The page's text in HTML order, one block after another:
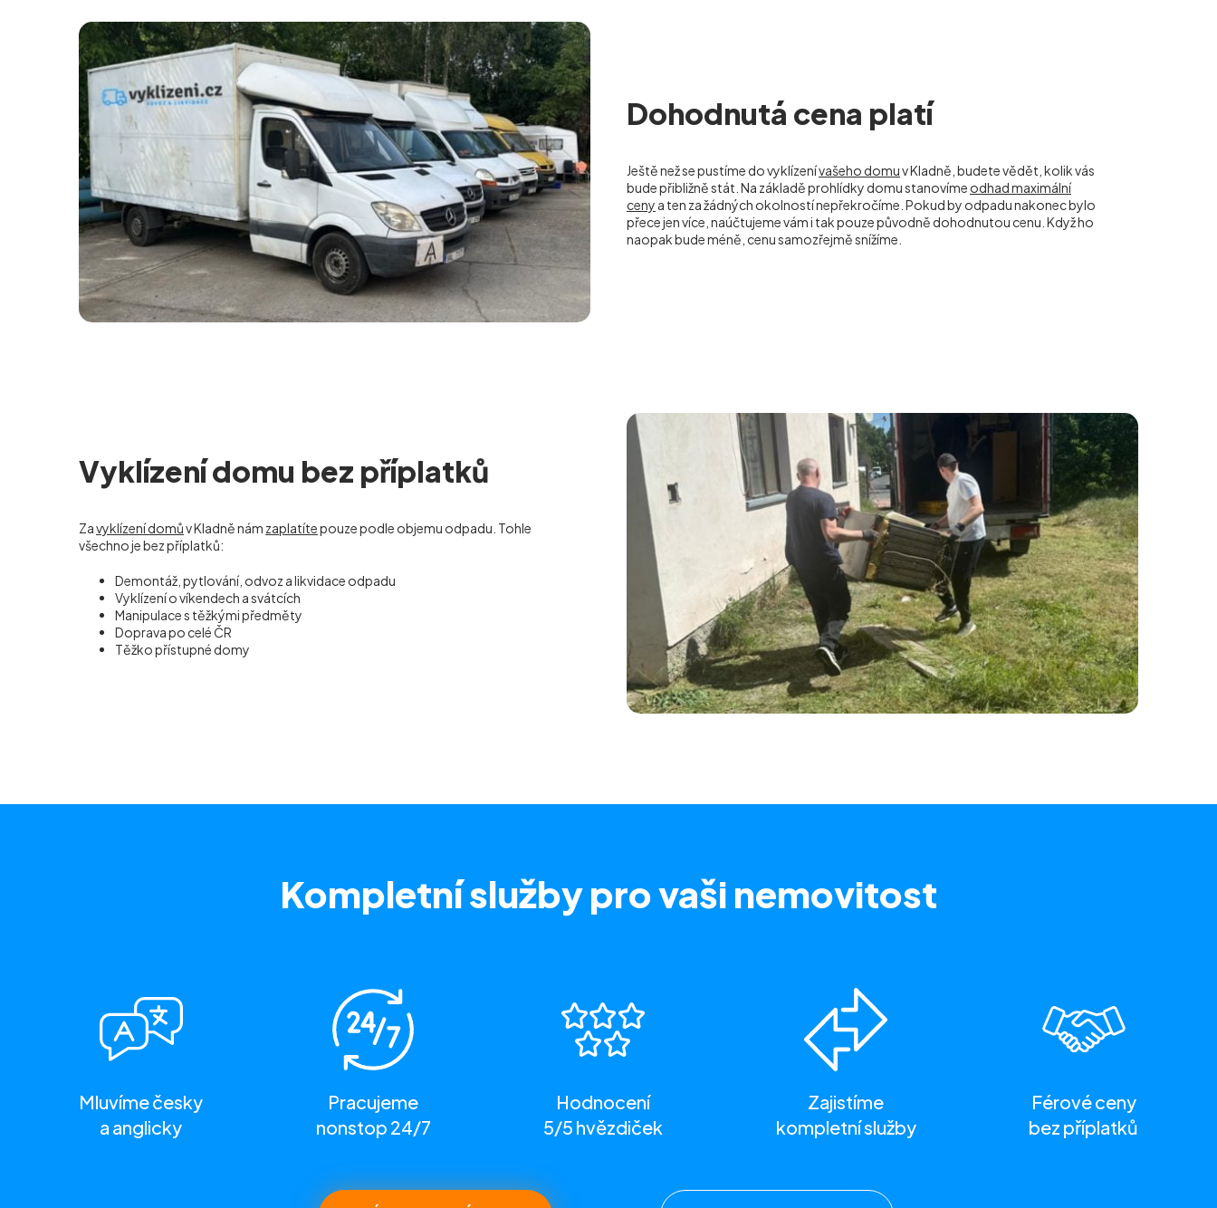
Dohodnutá cena platí
Ještě než se pustíme do vyklízenívašeho domuv Kladně, budete vědět, kolik vás
bude přibližně stát. Na základě prohlídky domu stanovíme odhad maximální
ceny a ten za žádných okolností nepřekročíme. Pokud by odpadu nakonec bylo
přece jen více, naúčtujeme vám i tak pouze původně dohodnutou cenu. Když ho
naopak bude méně, cenu samozřejmě snížíme.
Vyklízení domu bez příplatků
Zavyklízení domův Kladně nám zaplatítepouze podle objemu odpadu. Tohle
všechno je bez příplatků:
Demontáž, pytlování, odvoz a likvidace odpadu
Vyklízení o víkendech a svátcích
Manipulace s těžkými předměty
Doprava po celé ČR
Těžko přístupné domy
Kompletní službypro vaši nemovitost
Mluvíme česky
a anglicky
Pracujeme
nonstop 24/7
Hodnocení
5/5 hvězdiček
Zajistíme
kompletní služby
Férové ceny
bez příplatků